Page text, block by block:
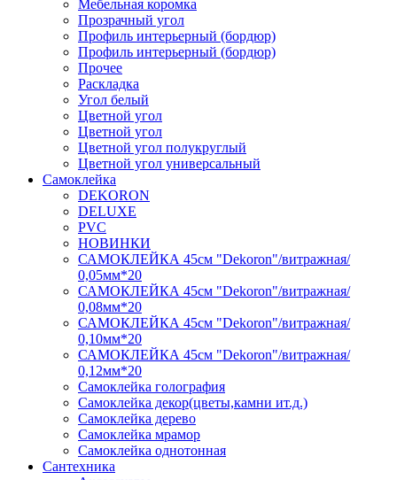
Мебельная коромка
Прозрачный угол
Профиль интерьерный (бордюр)
Профиль интерьерный (бордюр)
Прочее
Раскладка
Угол белый
Цветной угол
Цветной угол
Цветной угол полукруглый
Цветной угол универсальный
Самоклейка
DEKORON
DELUXE
PVC
НОВИНКИ
САМОКЛЕЙКА 45см "Dekoron"/витражная/
0,05мм*20
САМОКЛЕЙКА 45см "Dekoron"/витражная/
0,08мм*20
САМОКЛЕЙКА 45см "Dekoron"/витражная/
0,10мм*20
САМОКЛЕЙКА 45см "Dekoron"/витражная/
0,12мм*20
Самоклейка голография
Самоклейка декор(цветы,камни ит.д.)
Самоклейка дерево
Самоклейка мрамор
Самоклейка однотонная
Сантехника